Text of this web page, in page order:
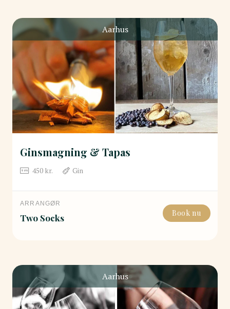
Aarhus
Ginsmagning & Tapas
450kr. Gin
ARRANGØR
Two Socks Book nu
Aarhus